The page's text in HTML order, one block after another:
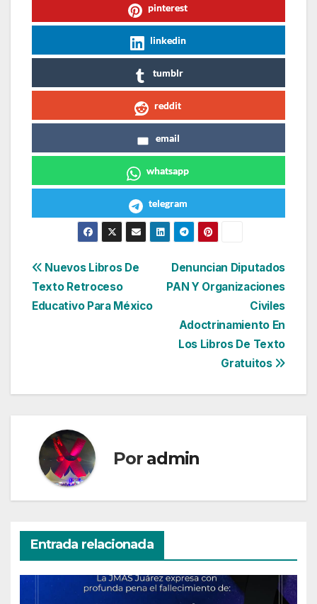
pinterest
linkedin
tumblr
reddit
email
whatsapp
telegram
Navegación
de
Denuncian Diputados
PAN Y Organizaciones
Civiles
Adoctrinamiento En
Los Libros De Texto
Gratuitos
Nuevos Libros De
Texto Retroceso
Educativo Para México
Por admin
Entrada relacionada